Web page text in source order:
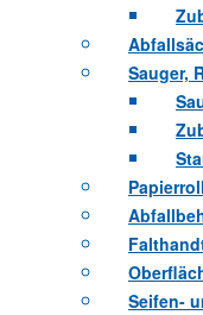
Sauger,
Seifen-